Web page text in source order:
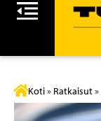
Koti» Ratkaisut»